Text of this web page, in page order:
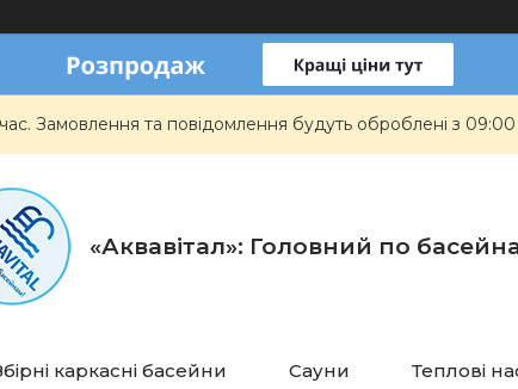
Замовлення та повідомлення будуть оброблені з
«Аквавітал»: Головний по
каркасні басейни Сауни Теплові